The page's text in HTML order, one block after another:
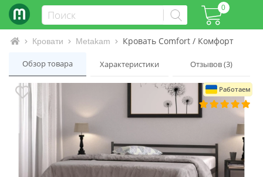
0
Интернет-магазин матрасов и кроватей
Кровати Metakam Кровать Comfort / Комфорт
Обзор товара Характеристики Отзывов (3)
Работаем